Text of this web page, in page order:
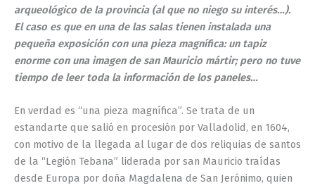
arqueológico de la provincia (al que no niego su interés…).
El caso es que en una de las salas tienen instalada una
pequeña exposición con una pieza magnífica: un tapiz
enorme con una imagen de san Mauricio mártir; pero no tuve
tiempo de leer toda la información de los paneles…
En verdad es “una pieza magnífica”. Se trata de un
estandarte que salió en procesión por Valladolid, en 1604,
con motivo de la llegada al lugar de dos reliquias de santos
de la “Legión Tebana” liderada por san Mauricio traídas
desde Europa por doña Magdalena de San Jerónimo, quien